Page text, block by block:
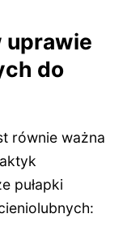
uprawie
do
równie ważna
pułapki